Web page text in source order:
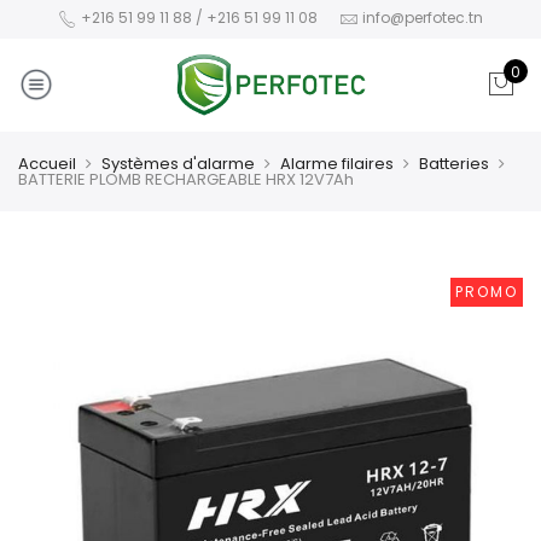
+216 51 99 11 88 / +216 51 99 11 08 info@perfotec.tn
0
Accueil Systèmes d'alarme Alarme filaires Batteries
BATTERIE PLOMB RECHARGEABLE HRX 12V7Ah
PROMO